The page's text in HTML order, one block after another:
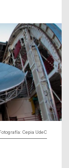
Cepia UdeC